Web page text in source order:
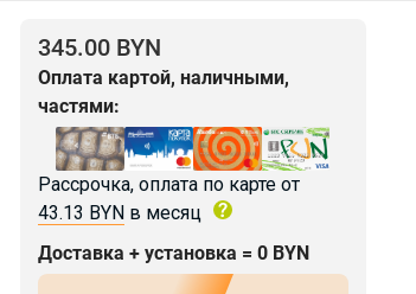
345.00 BYN
Оплата картой, наличными,
частями:
Рассрочка, оплата по карте от
43.13 BYNв месяц
Доставка + установка = 0 BYN